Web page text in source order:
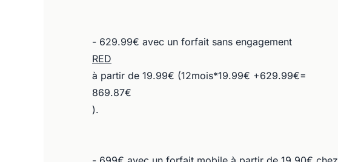
- 629.99€ avec un forfait sans engagement
RED
à partir de 19.99€ (12mois*19.99€ +629.99€=
869.87€
).